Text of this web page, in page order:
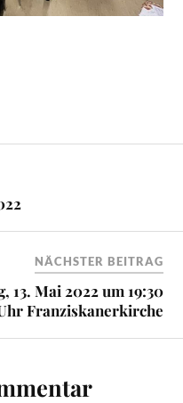
NÄCHSTER BEITRAG
13. Mai 2022 um 19:30
Franziskanerkirche